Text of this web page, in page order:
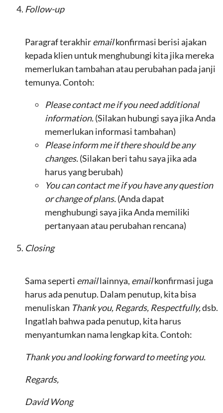
Follow-up
Paragraf terakhiremailkonfirmasi berisi ajakan
kepada klien untuk menghubungi kita jika mereka
memerlukan tambahan atau perubahan pada janji
temunya. Contoh:
Please contact me if you need additional
information.(Silakan hubungi saya jika Anda
memerlukan informasi tambahan)
Please inform me if there should be any
changes.(Silakan beri tahu saya jika ada
harus yang berubah)
You can contact me if you have any question
or change of plans.(Anda dapat
menghubungi saya jika Anda memiliki
pertanyaan atau perubahan rencana)
Closing
Sama seperti emaillainnya, emailkonfirmasi juga
harus ada penutup. Dalam penutup, kita bisa
menuliskan Thank you, Regards, Respectfully,dsb.
Ingatlah bahwa pada penutup, kita harus
menyantumkan nama lengkap kita. Contoh:
Thank you and looking forward to meeting you.
Regards,
David Wong